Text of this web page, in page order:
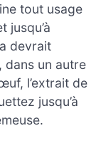
tout usage
jusqu’à
devrait
dans un autre
l’extrait de
jusqu’à